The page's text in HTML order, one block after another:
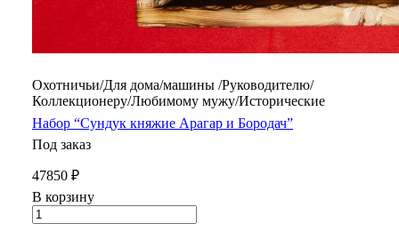
Охотничьи/Для дома/машины /Руководителю/
Коллекционеру/Любимому мужу/Исторические
Набор “Сундук княжие Арагар и Бородач”
Под заказ
47850 ₽
В корзину